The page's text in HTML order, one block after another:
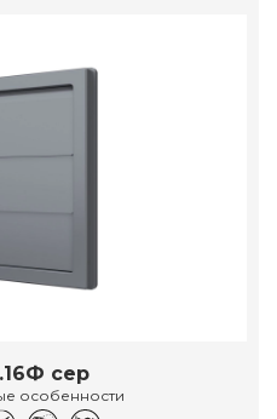
сер
особенности